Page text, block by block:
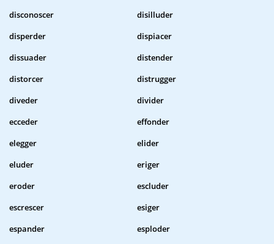
disconoscer
disilluder
disperder
dispiacer
dissuader
distender
distorcer
distrugger
diveder
divider
ecceder
effonder
elegger
elider
eluder
eriger
eroder
escluder
escrescer
esiger
espander
esploder